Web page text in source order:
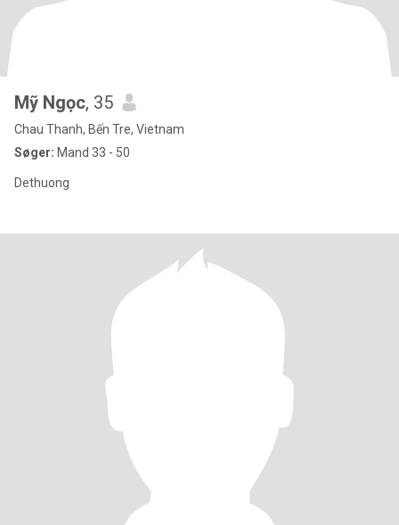
Mỹ Ngọc, 35
Chau Thanh, Bến Tre, Vietnam
Søger: Mand 33 - 50
Dethuong